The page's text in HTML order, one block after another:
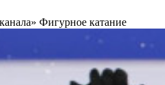
Фигурное катание